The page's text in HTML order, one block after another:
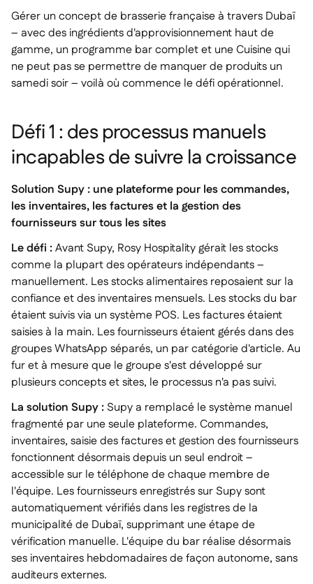
Gérer un concept de brasserie française à travers Dubaï
– avec des ingrédients d'approvisionnement haut de
gamme, un programme bar complet et une Cuisine qui
ne peut pas se permettre de manquer de produits un
samedi soir – voilà où commence le défi opérationnel.
Défi 1 : des processus manuels
incapables de suivre la croissance
Solution Supy : une plateforme pour les commandes,
les inventaires, les factures et la gestion des
fournisseurs sur tous les sites
Le défi :Avant Supy, Rosy Hospitality gérait les stocks
comme la plupart des opérateurs indépendants –
manuellement. Les stocks alimentaires reposaient sur la
confiance et des inventaires mensuels. Les stocks du bar
étaient suivis via un système POS. Les factures étaient
saisies à la main. Les fournisseurs étaient gérés dans des
groupes WhatsApp séparés, un par catégorie d'article. Au
fur et à mesure que le groupe s'est développé sur
plusieurs concepts et sites, le processus n'a pas suivi.
La solution Supy : Supy a remplacé le système manuel
fragmenté par une seule plateforme. Commandes,
inventaires, saisie des factures et gestion des fournisseurs
fonctionnent désormais depuis un seul endroit –
accessible sur le téléphone de chaque membre de
l'équipe. Les fournisseurs enregistrés sur Supy sont
automatiquement vérifiés dans les registres de la
municipalité de Dubaï, supprimant une étape de
vérification manuelle. L'équipe du bar réalise désormais
ses inventaires hebdomadaires de façon autonome, sans
auditeurs externes.